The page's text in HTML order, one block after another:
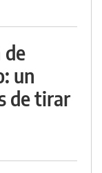
de
un
de tirar